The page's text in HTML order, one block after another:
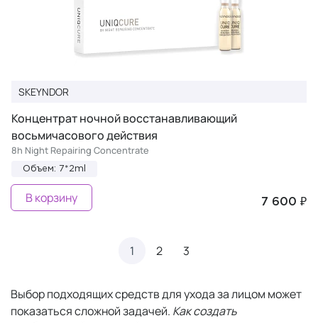
SKEYNDOR
Концентрат ночной восстанавливающий
восьмичасового действия
8h Night Repairing Concentrate
Объем: 7*2ml
7 600 ₽
В корзину
1 2 3
Выбор подходящих средств для ухода за лицом может
показаться сложной задачей. Как создать